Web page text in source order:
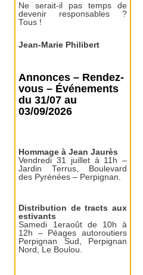
Ne serait-il pas temps de
devenir responsables ?
Tous !
Jean-Marie Philibert
Annonces – Rendez-
vous – Événements
du 31/07 au
03/09/2026
Hommage à Jean Jaurès
Vendredi 31 juillet à 11h –
Jardin Terrus, Boulevard
des Pyrénées – Perpignan.
Distribution de tracts aux
estivants
Samedi 1eraoût de 10h à
12h – Péages autoroutiers
Perpignan Sud, Perpignan
Nord, Le Boulou.